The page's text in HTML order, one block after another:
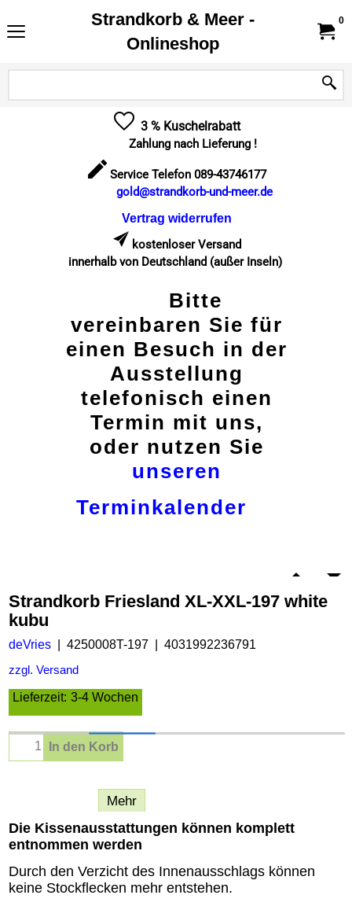
Strandkorb & Meer -
Onlineshop
0
3 % Kuschelrabatt
Zahlung nach Lieferung !
Service Telefon 089-43746177
gold@strandkorb-und-meer.de
Vertrag widerrufen
kostenloser Versand
innerhalb von Deutschland (außer Inseln)
Bitte
vereinbaren Sie für
einen Besuch in der
Ausstellung
telefonisch einen
Termin mit uns,
oder nutzen Sie
unseren
Terminkalender
Strandkorb Friesland XL-XXL-197 white
kubu
deVries 4250008T-197 4031992236791
zzgl. Versand
Lieferzeit: 3-4 Wochen
In den Korb
Mehr
Die Kissenausstattungen können komplett
entnommen werden
Durch den Verzicht des Innenausschlags können
keine Stockflecken mehr entstehen.